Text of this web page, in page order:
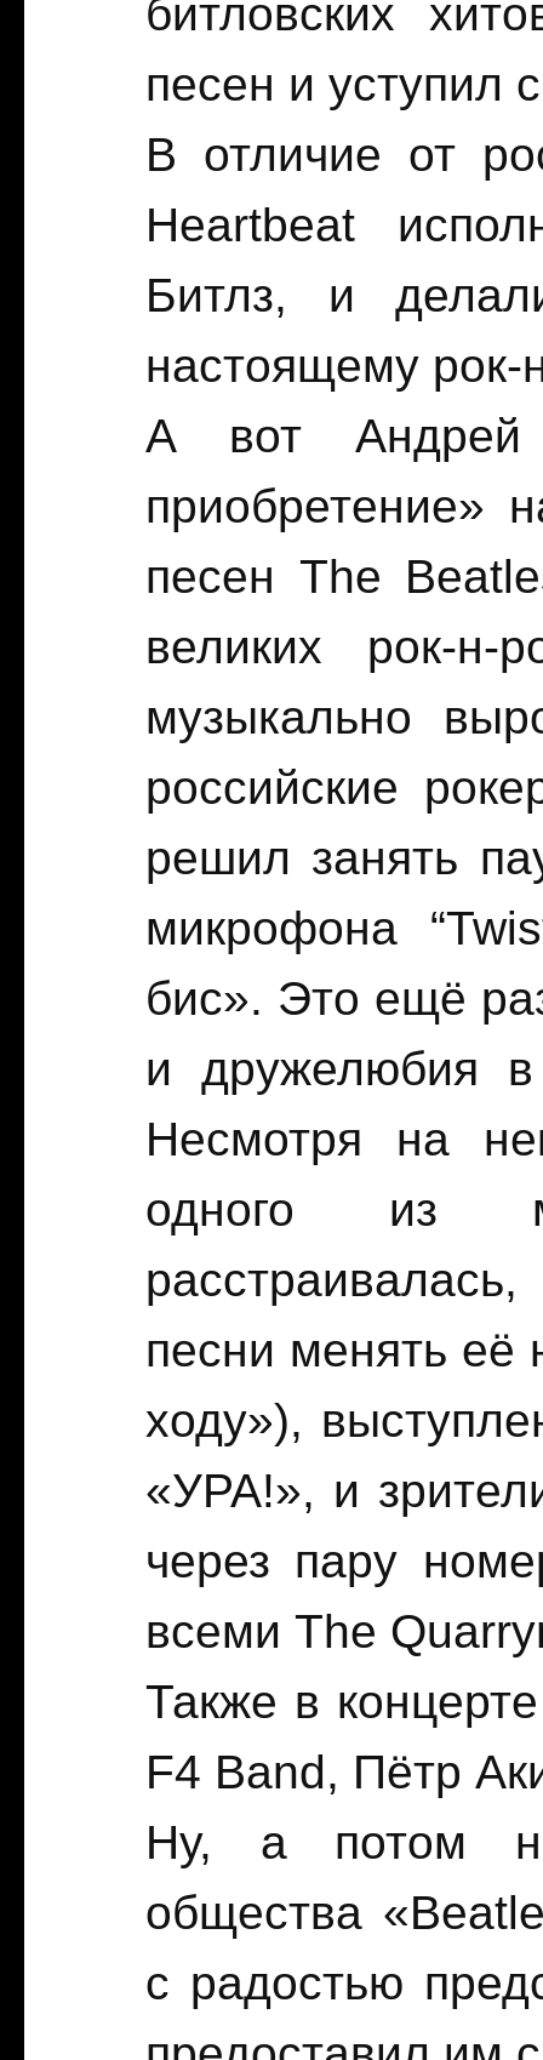
битловских
песен и уступил
В отличие от
Heartbeat
Битлз, и
настоящему рок-
А вот Андрей
приобретение»
песен The
великих рок-н-
музыкально
российские
решил занять
микрофона
бис». Это ещё
и дружелюбия
Несмотря на
одного из
песни менять её
ходу»),
«УРА!», и
через пару
всеми The
Также в
F4 Band, Пётр
Ну, а потом
общества
с радостью